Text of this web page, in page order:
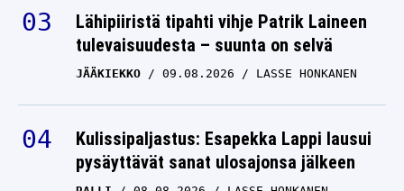
Lähipiiristä tipahti vihje Patrik Laineen
tulevaisuudesta – suunta on selvä
JÄÄKIEKKO 09.08.2026 LASSE HONKANEN
Kulissipaljastus: Esapekka Lappi lausui
pysäyttävät sanat ulosajonsa jälkeen